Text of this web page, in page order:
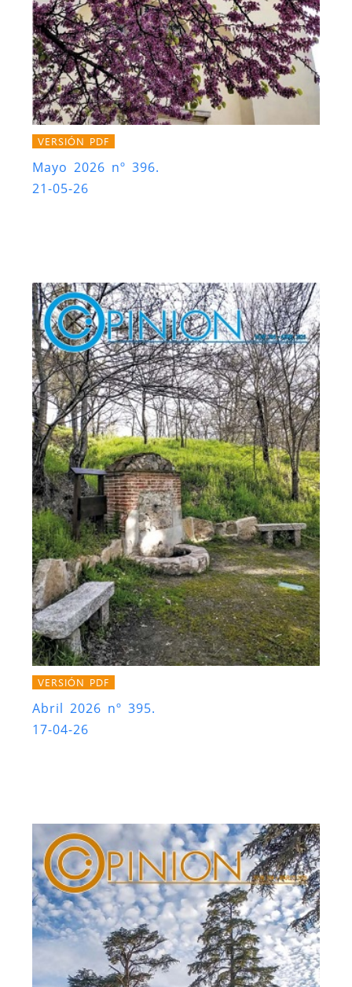
VERSIÓN PDF
Mayo 2026 nº 396.
21-05-26
VERSIÓN PDF
Abril 2026 nº 395.
17-04-26